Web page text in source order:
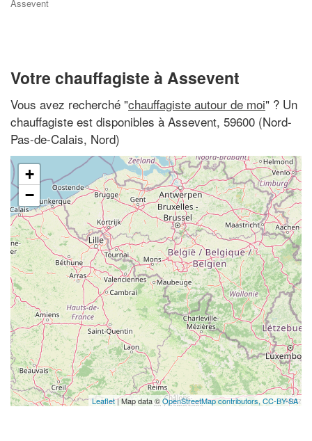
Assevent
Votre chauffagiste à Assevent
Vous avez recherché "chauffagiste autour de moi" ? Un
chauffagiste est disponibles à Assevent, 59600 (Nord-
Pas-de-Calais, Nord)
+
−
Leaflet| Map data ©OpenStreetMap contributors, CC-BY-SA